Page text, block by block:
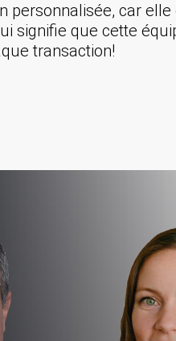
personnalisée, car
signifie que cette
transaction!